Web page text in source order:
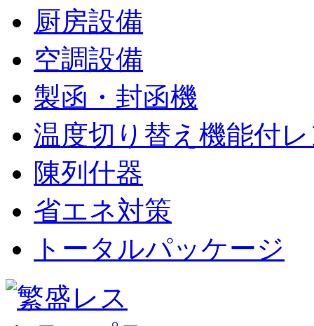
厨房設備
空調設備
製函・封函機
温度切り替え機能付
陳列什器
省エネ対策
トータルパッケージ